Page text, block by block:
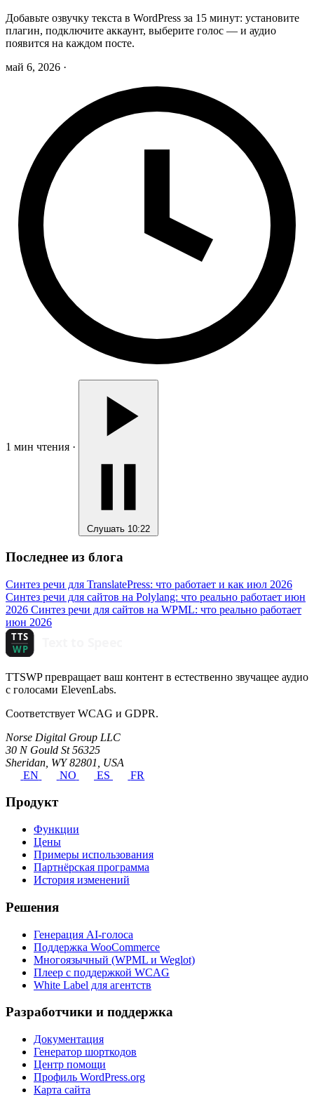
Добавьте озвучку текста в WordPress за 15 минут: установите
плагин, подключите аккаунт, выберите голос — и аудио
появится на каждом посте.
май 6, 2026 ·
1 мин чтения ·
Слушать 10:22
Последнее из блога
Синтез речи для TranslatePress: что работает и как июл 2026
Синтез речи для сайтов на Polylang: что реально работает июн
2026 Синтез речи для сайтов на WPML: что реально работает
июн 2026
TTSWP превращает ваш контент в естественно звучащее аудио
с голосами ElevenLabs.
Соответствует WCAG и GDPR.
Norse Digital Group LLC
30 N Gould St 56325
Sheridan, WY 82801, USA
EN
NO ES FR
Продукт
Функции
Цены
Примеры использования
Партнёрская программа
История изменений
Решения
Генерация AI-голоса
Поддержка WooCommerce
Многоязычный (WPML и Weglot)
Плеер с поддержкой WCAG
White Label для агентств
Разработчики и поддержка
Документация
Генератор шорткодов
Центр помощи
Профиль WordPress.org
Карта сайта